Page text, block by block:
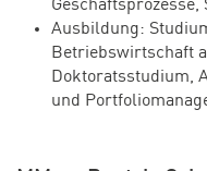
Geschäftsprozesse,
Ausbildung:
Betriebswirtschaft
Doktoratsstudium,
und